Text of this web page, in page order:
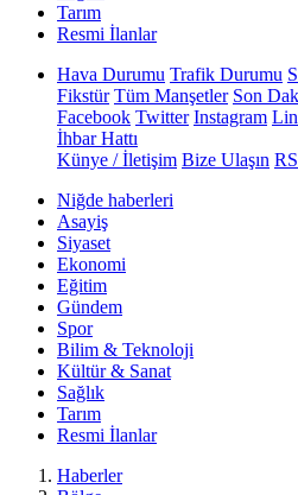
Tarım
Resmi İlanlar
Hava Durumu Trafik Durumu
Fikstür Tüm Manşetler Son
Facebook Twitter Instagram
İhbar Hattı
Künye / İletişim Bize Ulaşın
Niğde haberleri
Asayiş
Siyaset
Ekonomi
Eğitim
Gündem
Spor
Bilim & Teknoloji
Kültür & Sanat
Sağlık
Tarım
Resmi İlanlar
Haberler